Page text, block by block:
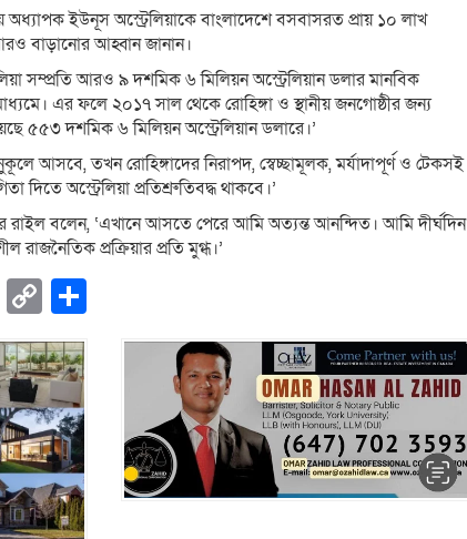
ইউনূস অস্ট্রেলিয়াকে বাংলাদেশে বসবাসরত প্রায় ১০ লাখ
বাড়ানোর আহ্বান জানান।
সম্প্রতি আরও ৯ দশমিক ৬ মিলিয়ন অস্ট্রেলিয়ান ডলার মানবিক
এর ফলে ২০১৭ সাল থেকে রোহিঙ্গা ও স্থানীয় জনগোষ্ঠীর জন্য
৫৫৩ দশমিক ৬ মিলিয়ন অস্ট্রেলিয়ান ডলারে।’
আসবে, তখন রোহিঙ্গাদের নিরাপদ, স্বেচ্ছামূলক, মর্যাদাপূর্ণ ও টেকসই
দিতে অস্ট্রেলিয়া প্রতিশ্রুতিবদ্ধ থাকবে।’
রাইল বলেন, ‘এখানে আসতে পেরে আমি অত্যন্ত আনন্দিত। আমি দীর্ঘদিন
রাজনৈতিক প্রক্রিয়ার প্রতি মুগ্ধ।’
PrintFriendly
Copy
Link